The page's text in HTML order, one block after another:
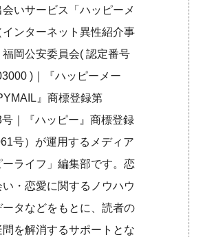
会いサービス「ハッピーメ
インターネット異性紹介事
岡公安委員会( 認定番号
)｜『ハッピーメー
』商標登録第
｜『ハッピー』商標登録
号）が運用するメディア
ーライフ」編集部です。恋
・恋愛に関するノウハウ
ータなどをもとに、読者の
を解消するサポートとな